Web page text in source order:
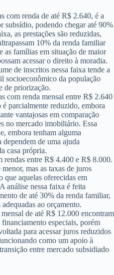
com renda de até R$ 2.640, é a
subsídio, podendo chegar até 90%
as prestações são reduzidas,
10% da renda familiar
as famílias em situação de maior
acessar o direito à moradia.
de inscritos nessa faixa tende a
socioeconômico da população
de priorização.
com renda mensal entre R$ 2.640
parcialmente reduzido, embora
vantajosas em comparação
no mercado imobiliário. Essa
embora tenham alguma
de uma ajuda
casa própria.
entre R$ 4.400 e R$ 8.000.
mas as taxas de juros
que aquelas oferecidas em
análise nessa faixa é feita
de até 30% da renda familiar,
ao orçamento.
de até R$ 12.000 encontram
especiais, porém
para acessar juros reduzidos
como um apoio à
entre mercado subsidiado